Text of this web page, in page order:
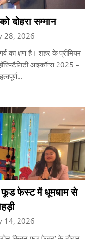
दोहरा सम्मान
28, 2026
का क्षण है। शहर के प्रीमियम
आइकॉन्स 2025 –
फूड फेस्ट में धूमधाम से
14, 2026